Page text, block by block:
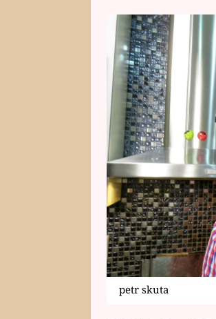
petr skuta